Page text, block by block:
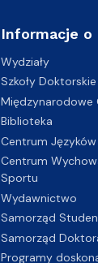
Informacje o
Wydziały
Szkoły Doktorskie
Międzynarodowe
Biblioteka
Centrum
Centrum
Sportu
Wydawnictwo
Samorząd
Samorząd
Programy